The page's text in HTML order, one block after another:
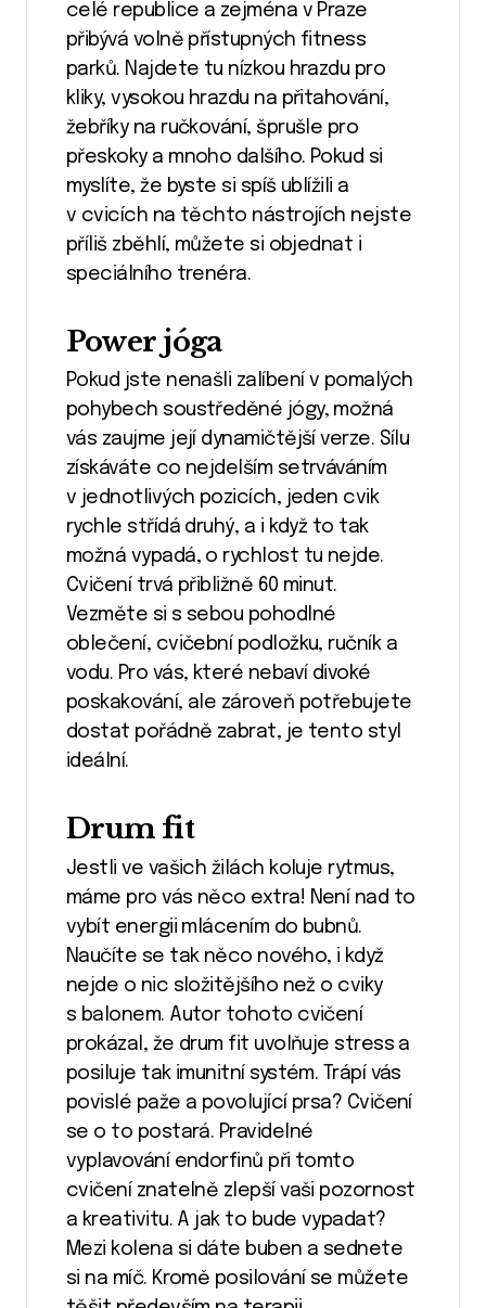
celé republice a zejména v Praze
přibývá volně přístupných fitness
parků. Najdete tu nízkou hrazdu pro
kliky, vysokou hrazdu na přitahování,
žebříky na ručkování, šprušle pro
přeskoky a mnoho dalšího. Pokud si
myslíte, že byste si spíš ublížili a
v cvicích na těchto nástrojích nejste
příliš zběhlí, můžete si objednat i
speciálního trenéra.
Power jóga
Pokud jste nenašli zalíbení v pomalých
pohybech soustředěné jógy, možná
vás zaujme její dynamičtější verze. Sílu
získáváte co nejdelším setrváváním
v jednotlivých pozicích, jeden cvik
rychle střídá druhý, a i když to tak
možná vypadá, o rychlost tu nejde.
Cvičení trvá přibližně 60 minut.
Vezměte si s sebou pohodlné
oblečení, cvičební podložku, ručník a
vodu. Pro vás, které nebaví divoké
poskakování, ale zároveň potřebujete
dostat pořádně zabrat, je tento styl
ideální.
Drum fit
Jestli ve vašich žilách koluje rytmus,
máme pro vás něco extra! Není nad to
vybít energii mlácením do bubnů.
Naučíte se tak něco nového, i když
nejde o nic složitějšího než o cviky
s balonem. Autor tohoto cvičení
prokázal, že drum fit uvolňuje stress a
posiluje tak imunitní systém. Trápí vás
povislé paže a povolující prsa? Cvičení
se o to postará. Pravidelné
vyplavování endorfinů při tomto
cvičení znatelně zlepší vaši pozornost
a kreativitu. A jak to bude vypadat?
Mezi kolena si dáte buben a sednete
si na míč. Kromě posilování se můžete